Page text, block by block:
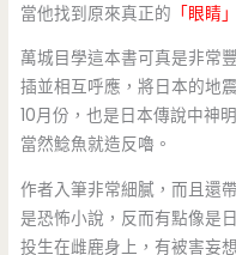
當他找到原來真正的 「眼睛」
萬城目學這本書可真是非常
插並相互呼應，將日本的地
10月份，也是日本傳說中神
當然鯰魚就造反嚕。
作者入筆非常細膩，而且還
是恐怖小說，反而有點像是
投生在雌鹿身上，有被害妄